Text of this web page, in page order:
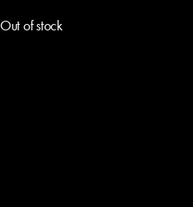
Out of stock